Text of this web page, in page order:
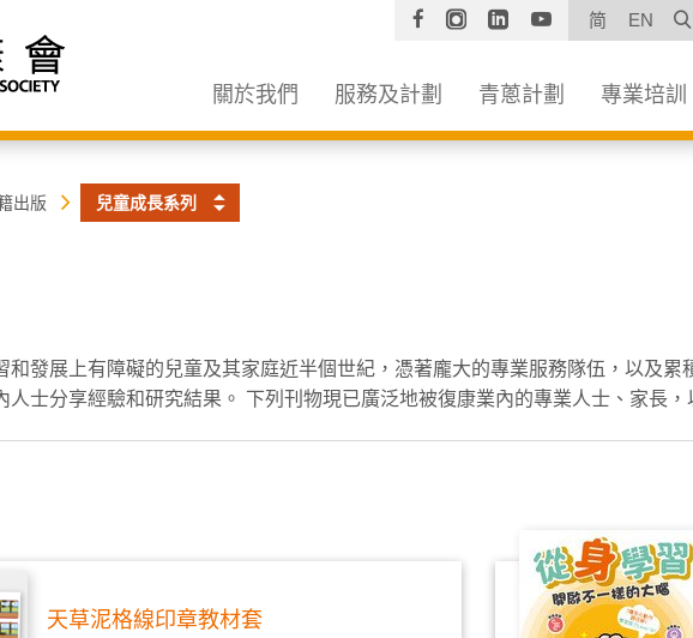
FacebookInstagram
LinkedinYouTube
简 EN
關於我們 服務及計劃 青蔥計劃 專業培訓
出版 兒童成長系列
和發展上有障礙的兒童及其家庭近半個世紀，憑著龐大的專業服務隊伍，以及
人士分享經驗和研究結果。 下列刊物現已廣泛地被復康業內的專業人士、家長，
天草泥格線印章教材套